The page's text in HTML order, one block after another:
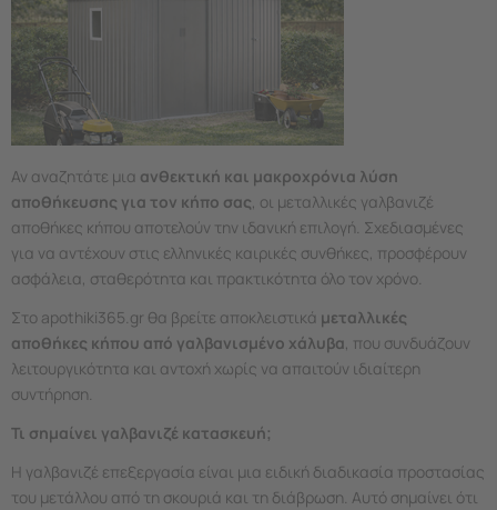
Αν αναζητάτε μια ανθεκτική και μακροχρόνια λύση
αποθήκευσης για τον κήπο σας, οι μεταλλικές γαλβανιζέ
αποθήκες κήπου αποτελούν την ιδανική επιλογή. Σχεδιασμένες
για να αντέχουν στις ελληνικές καιρικές συνθήκες, προσφέρουν
ασφάλεια, σταθερότητα και πρακτικότητα όλο τον χρόνο.
Στο apothiki365.gr θα βρείτε αποκλειστικά μεταλλικές
αποθήκες κήπου από γαλβανισμένο χάλυβα, που συνδυάζουν
λειτουργικότητα και αντοχή χωρίς να απαιτούν ιδιαίτερη
συντήρηση.
Τι σημαίνει γαλβανιζέ κατασκευή;
Η γαλβανιζέ επεξεργασία είναι μια ειδική διαδικασία προστασίας
του μετάλλου από τη σκουριά και τη διάβρωση. Αυτό σημαίνει ότι